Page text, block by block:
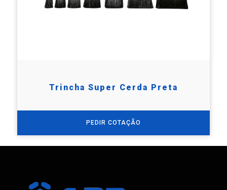
Trincha Super Cerda Preta
PEDIR COTAÇÃO